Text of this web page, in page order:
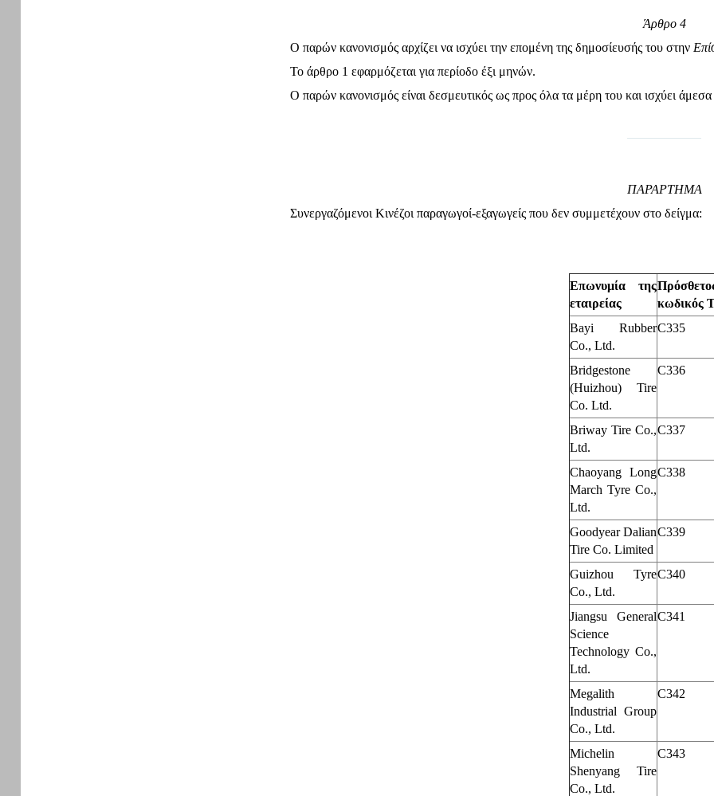
Άρθρο 4
Ο παρών κανονισμός αρχίζει να ισχύει την επομένη της δημοσίευσής του στην
Το άρθρο 1 εφαρμόζεται για περίοδο έξι μηνών.
Ο παρών κανονισμός είναι δεσμευτικός ως προς όλα τα μέρη του και ισχύει
ΠΑΡΑΡΤΗΜΑ
Συνεργαζόμενοι Κινέζοι παραγωγοί-εξαγωγείς που δεν συμμετέχουν στο δείγμα:
Επωνυμία της
εταιρείας
κωδικός
Bayi Rubber
Co., Ltd.
C335
Bridgestone
(Huizhou) Tire
Co. Ltd.
C336
Briway Tire Co.,
Ltd.
C337
Chaoyang Long
March Tyre Co.,
Ltd.
C338
Goodyear Dalian
Tire Co. Limited
C339
Guizhou Tyre
Co., Ltd.
C340
Jiangsu General
Science
Technology Co.,
Ltd.
C341
Megalith
Industrial Group
Co., Ltd.
C342
Michelin
Shenyang Tire
Co., Ltd.
C343